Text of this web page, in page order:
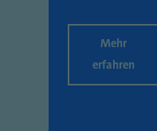
Mehr
erfahren